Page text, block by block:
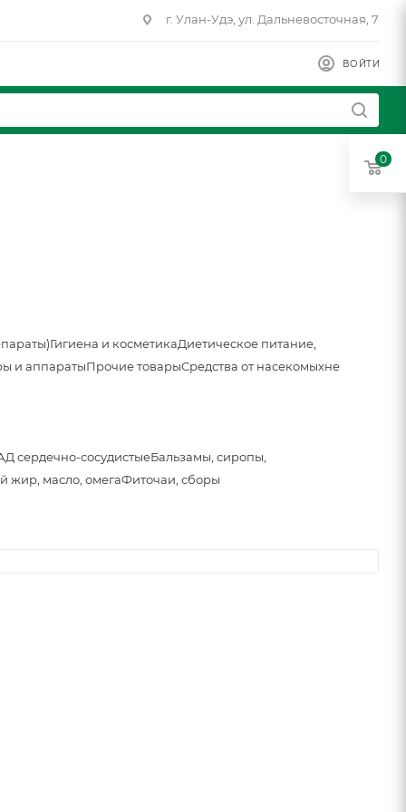
г. Улан-Удэ, ул. Дальневосточная, 7
ВОЙТИ
Гигиена и косметикаДиетическое питание,
и аппаратыПрочие товарыСредства от насекомыхне
сердечно-сосудистыеБальзамы, сиропы,
жир, масло, омегаФиточаи, сборы
0